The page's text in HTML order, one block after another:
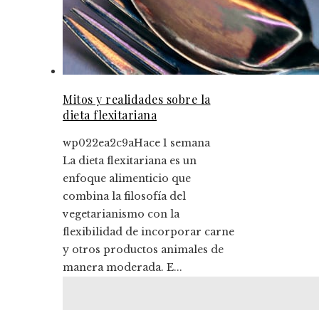
Mitos y realidades sobre la
dieta flexitariana
wp022ea2c9aHace 1 semana
La dieta flexitariana es un
enfoque alimenticio que
combina la filosofía del
vegetarianismo con la
flexibilidad de incorporar carne
y otros productos animales de
manera moderada. E...